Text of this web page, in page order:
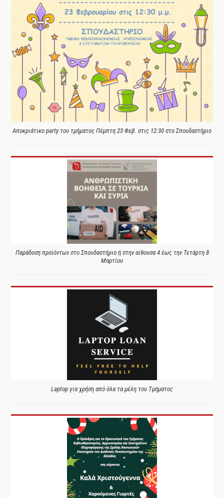
Αποκριάτικο party του τμήματος Πέμπτη 23 Φεβ. στις 12:30 στο Σπουδαστήριο
Παράδοση προϊόντων στο Σπουδαστήριο ή στην αίθουσα 4 έως την Τετάρτη 8
Μαρτίου
Laptop για χρήση από όλα τα μέλη του Τμήματος